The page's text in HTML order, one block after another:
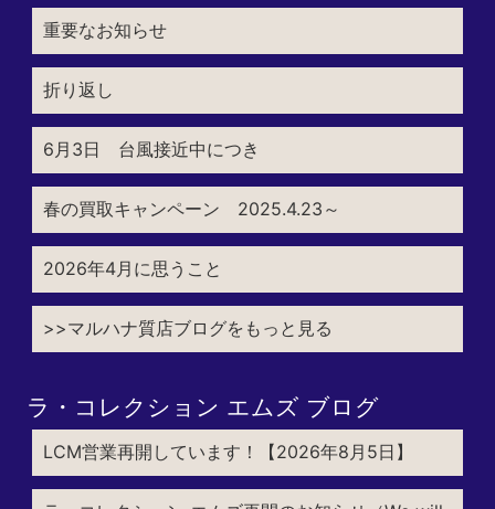
重要なお知らせ
折り返し
6月3日 台風接近中につき
春の買取キャンペーン 2025.4.23～
2026年4月に思うこと
>>マルハナ質店ブログをもっと見る
ラ・コレクション エムズ ブログ
LCM営業再開しています！【2026年8月5日】